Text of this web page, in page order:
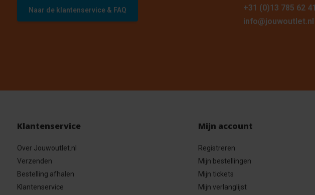
Naar de klantenservice & FAQ
+31 (0)13 785 62 41
info@jouwoutlet.nl
Klantenservice
Over Jouwoutlet.nl
Verzenden
Bestelling afhalen
Klantenservice
Mijn account
Registreren
Mijn bestellingen
Mijn tickets
Mijn verlanglijst